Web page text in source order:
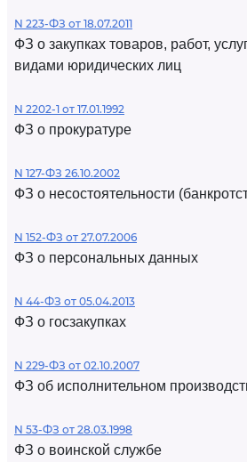
N 223-ФЗ от 18.07.2011
ФЗ о закупках товаров, работ,
видами юридических лиц
N 2202-1 от 17.01.1992
ФЗ о прокуратуре
N 127-ФЗ 26.10.2002
ФЗ о несостоятельности
N 152-ФЗ от 27.07.2006
ФЗ о персональных данных
N 44-ФЗ от 05.04.2013
ФЗ о госзакупках
N 229-ФЗ от 02.10.2007
ФЗ об исполнительном
N 53-ФЗ от 28.03.1998
ФЗ о воинской службе